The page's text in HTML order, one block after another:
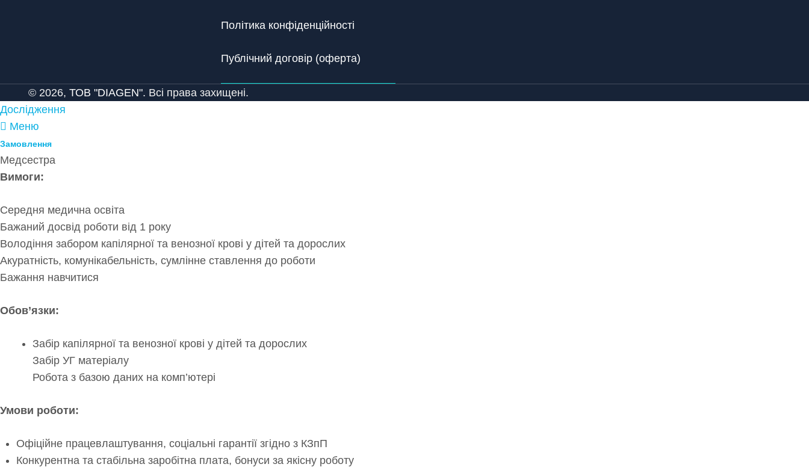
Політика конфіденційності
Публічний договір (оферта)
© 2026, ТОВ "DIAGEN". Всі права захищені.
Дослідження
Меню
Замовлення
Медсестра
Вимоги:
Середня медична освіта
Бажаний досвід роботи від 1 року
Володіння забором капілярної та венозної крові у дітей та дорослих
Акуратність, комунікабельність, сумлінне ставлення до роботи
Бажання навчитися
Обов’язки:
Забір капілярної та венозної крові у дітей та дорослих
Забір УГ матеріалу
Робота з базою даних на комп’ютері
Умови роботи:
Офіційне працевлаштування, соціальні гарантії згідно з КЗпП
Конкурентна та стабільна заробітна плата, бонуси за якісну роботу